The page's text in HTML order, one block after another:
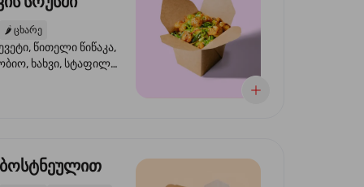
🌶️ ცხარე
წითელი წიწაკა,
ხახვი, სტაფილო,
ნიორი